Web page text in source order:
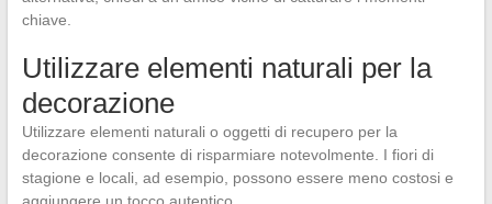
chiave.
Utilizzare elementi naturali per la
decorazione
Utilizzare elementi naturali o oggetti di recupero per la
decorazione consente di risparmiare notevolmente. I fiori di
stagione e locali, ad esempio, possono essere meno costosi e